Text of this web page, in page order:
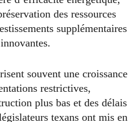
des ressources
supplémentaires
souvent une croissance
restrictives,
plus bas et des délais
texans ont mis en